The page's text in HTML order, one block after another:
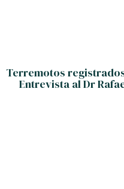
Terremotos
Entrevista al Dr